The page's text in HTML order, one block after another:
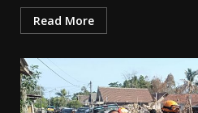
Read More